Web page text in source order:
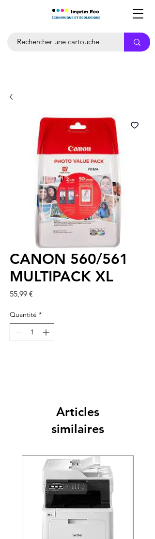
CANON 560/561
MULTIPACK XL
55,99 €
Quantité *
Articles
similaires